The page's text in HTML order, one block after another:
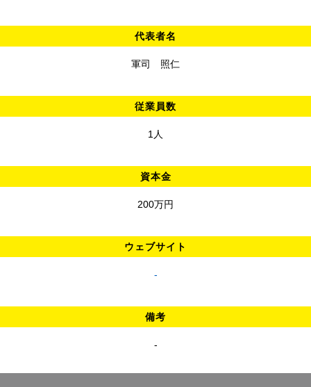
代表者名
軍司 照仁
従業員数
1人
資本金
200万円
ウェブサイト
-
備考
-